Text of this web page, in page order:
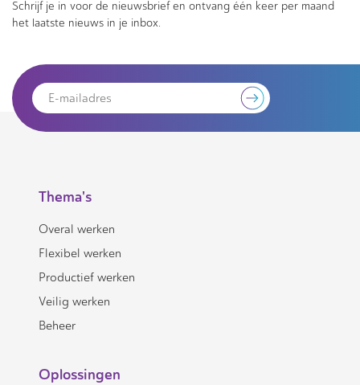
Schrijf je in voor de nieuwsbrief en ontvang één keer per maand
het laatste nieuws in je inbox.
Thema's
Overal werken
Flexibel werken
Productief werken
Veilig werken
Beheer
Oplossingen